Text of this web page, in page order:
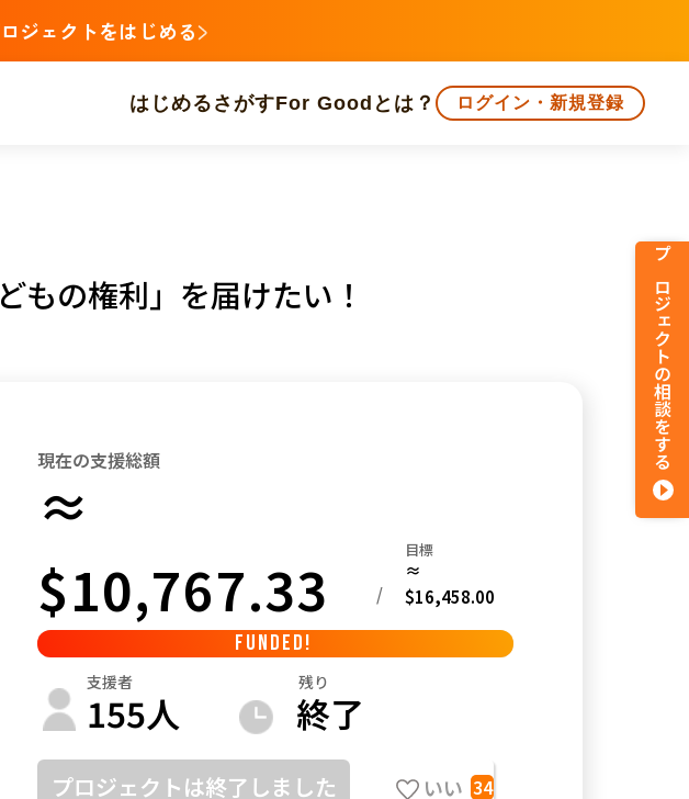
ジェクトをはじめる
はじめる さがすFor Goodとは？ ログイン・新規登録
鹿児島 沖縄
もの権利」を届けたい！
現在の支援総額
≈
$10,767.33
/
目標
≈
$16,458.00
FUNDED!
支援者
155人
残り
終了
プロジェクトは終了しました
いい
34
プロジェクトの相談をする